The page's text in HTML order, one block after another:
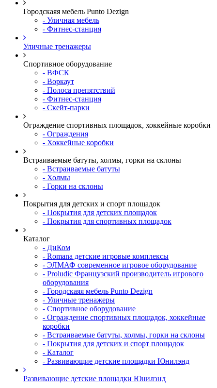
Городскаяя мебель Punto Dezign
- Уличная мебель
- Фитнес-станция
Уличные тренажеры
Спортивное оборудование
- ВФСК
- Воркаут
- Полоса препятствий
- Фитнес-станция
- Скейт-парки
Ограждение спортивных площадок, хоккейные коробки
- Ограждения
- Хоккейные коробки
Встраиваемые батуты, холмы, горки на склоны
- Встраиваемые батуты
- Холмы
- Горки на склоны
Покрытия для детских и спорт площадок
- Покрытия для детских площадок
- Покрытия для спортивных площадок
Каталог
- ДиКом
- Romana детские игровые комплексы
- ЭЛМАФ современное игровое оборудование
- Proludic Французский производитель игрового
оборудования
- Городскаяя мебель Punto Dezign
- Уличные тренажеры
- Спортивное оборудование
- Ограждение спортивных площадок, хоккейные
коробки
- Встраиваемые батуты, холмы, горки на склоны
- Покрытия для детских и спорт площадок
- Каталог
- Развивающие детские площадки Юнилэнд
Развивающие детские площадки Юнилэнд